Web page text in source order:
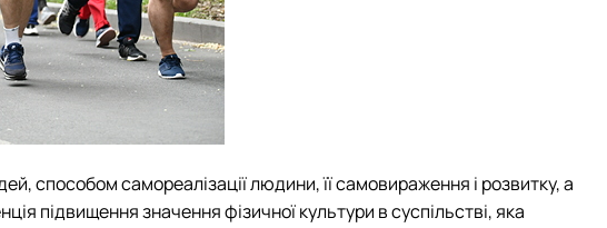
способом самореалізації людини, її самовираження і розвитку, а
підвищення значення фізичної культури в суспільстві, яка